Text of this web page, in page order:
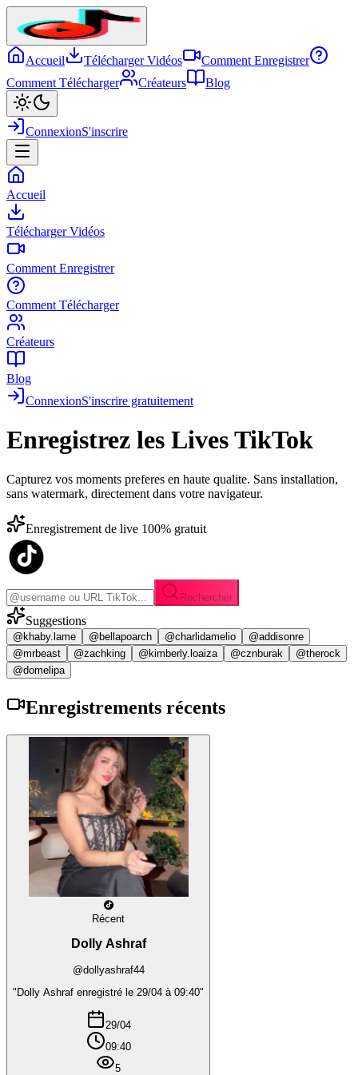
Accueil Télécharger Vidéos
Comment Enregistrer
Comment Télécharger
Créateurs Blog
ConnexionS'inscrire
Accueil
Télécharger Vidéos
Comment Enregistrer
Comment Télécharger
Créateurs
Blog
ConnexionS'inscrire gratuitement
Enregistrez les Lives TikTok
Capturez vos moments preferes en haute qualite. Sans installation,
sans watermark, directement dans votre navigateur.
Enregistrement de live 100% gratuit
Rechercher
Suggestions
@khaby.lame @bellapoarch @charlidamelio
@addisonre
@mrbeast
@zachking @kimberly.loaiza @cznburak
@therock
@domelipa
Enregistrements récents
Récent
Dolly Ashraf
@dollyashraf44
"Dolly Ashraf enregistré le 29/04 à 09:40"
29/04
09:40
5